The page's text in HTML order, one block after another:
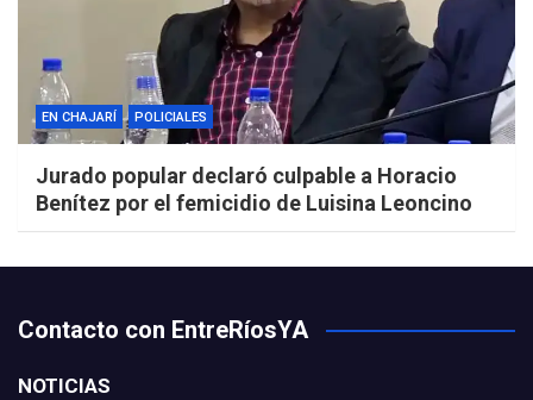
EN CHAJARÍ POLICIALES
Jurado popular declaró culpable a Horacio
Benítez por el femicidio de Luisina Leoncino
Contacto con EntreRíosYA
NOTICIAS